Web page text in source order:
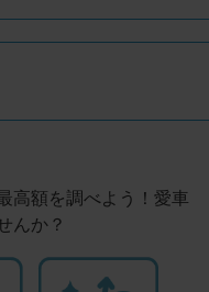
高額を調べよう！愛車
んか？